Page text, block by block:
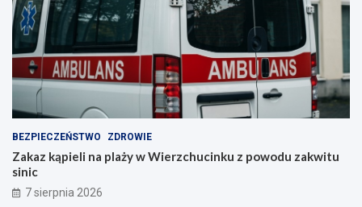
BEZPIECZEŃSTWO ZDROWIE
Zakaz kąpieli na plaży w Wierzchucinku z powodu zakwitu
sinic
7 sierpnia 2026